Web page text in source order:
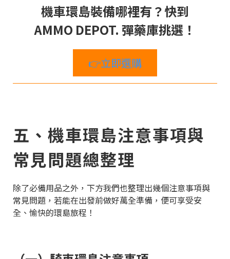
機車環島裝備哪裡有？快到
AMMO DEPOT. 彈藥庫挑選！
👉立即選購
五、機車環島注意事項與
常見問題總整理
除了必備用品之外，下方我們也整理出幾個注意事項與
常見問題，若能在出發前做好萬全準備，便可享受安
全、愉快的環島旅程！